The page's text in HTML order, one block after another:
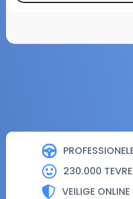
230.000
VEILIGE